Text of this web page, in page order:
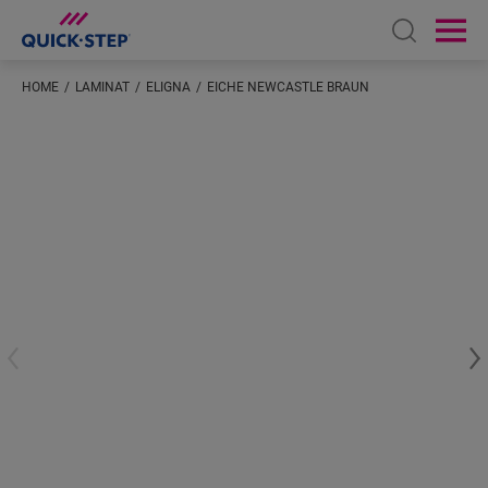
Open
HOME LAMINAT ELIGNA EICHE NEWCASTLE BRAUN